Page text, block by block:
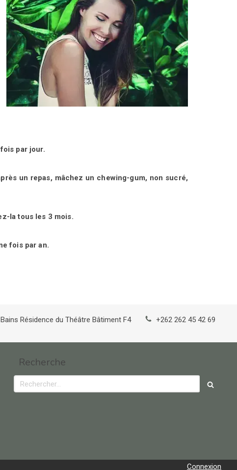
par jour.
un repas, mâchez un chewing-gum, non sucré,
la tous les 3 mois.
fois par an.
Résidence du Théâtre Bâtiment F4 +262 262 45 42 69
Recherche
Rechercher
Connexion